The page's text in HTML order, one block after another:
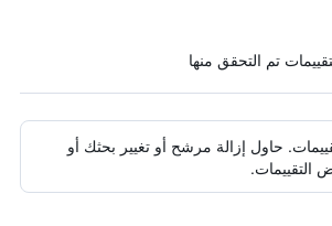
حاول إزالة مرشح أو تغيير بحثك أو